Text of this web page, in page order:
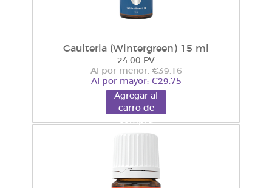
Gaulteria (Wintergreen) 15 ml
24.00 PV
Al por menor: €39.16
Al por mayor: €29.75
Agregar al
carro de
compra